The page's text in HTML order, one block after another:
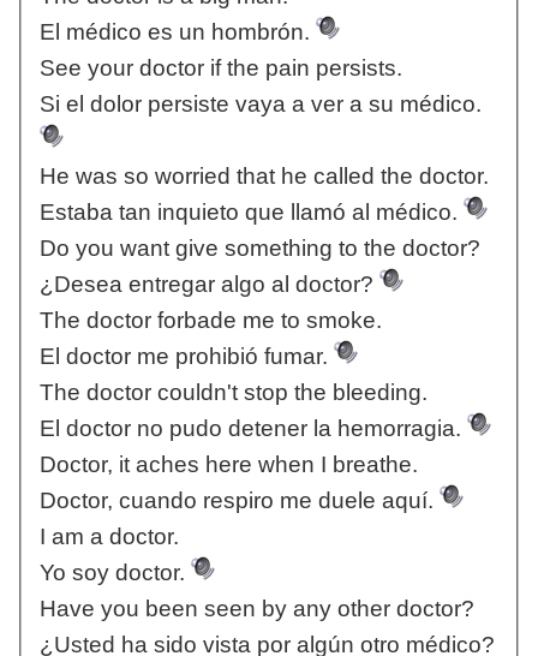
El médico es un hombrón.
See your doctor if the pain persists.
Si el dolor persiste vaya a ver a su médico.
He was so worried that he called the doctor.
Estaba tan inquieto que llamó al médico.
Do you want give something to the doctor?
¿Desea entregar algo al doctor?
The doctor forbade me to smoke.
El doctor me prohibió fumar.
The doctor couldn't stop the bleeding.
El doctor no pudo detener la hemorragia.
Doctor, it aches here when I breathe.
Doctor, cuando respiro me duele aquí.
I am a doctor.
Yo soy doctor.
Have you been seen by any other doctor?
¿Usted ha sido vista por algún otro médico?